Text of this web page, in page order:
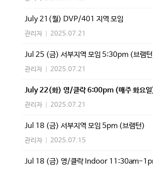
July 21(월) DVP/401 지역 모임
관리자 2025.07.21
Jul 25 (금) 서부지역 모임 5:30pm (브램
관리자 2025.07.21
July 22(화) 영/클락 6:00pm (매주 화요
관리자 2025.07.21
Jul 18 (금) 서부지역 모임 5pm (브램턴)
관리자 2025.07.15
Jul 18 (금) 영/클락 Indoor 11:30am-